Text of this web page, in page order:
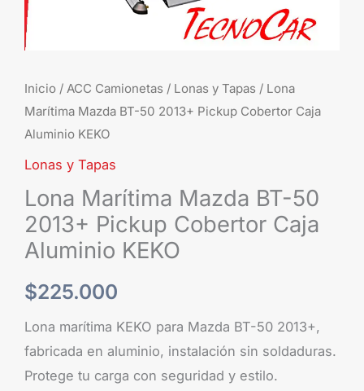
Inicio / ACC Camionetas / Lonas y Tapas / Lona
Marítima Mazda BT-50 2013+ Pickup Cobertor Caja
Aluminio KEKO
Lonas y Tapas
Lona Marítima Mazda BT-50
2013+ Pickup Cobertor Caja
Aluminio KEKO
$225.000
Lona marítima KEKO para Mazda BT-50 2013+,
fabricada en aluminio, instalación sin soldaduras.
Protege tu carga con seguridad y estilo.
Aluminio
KEKO